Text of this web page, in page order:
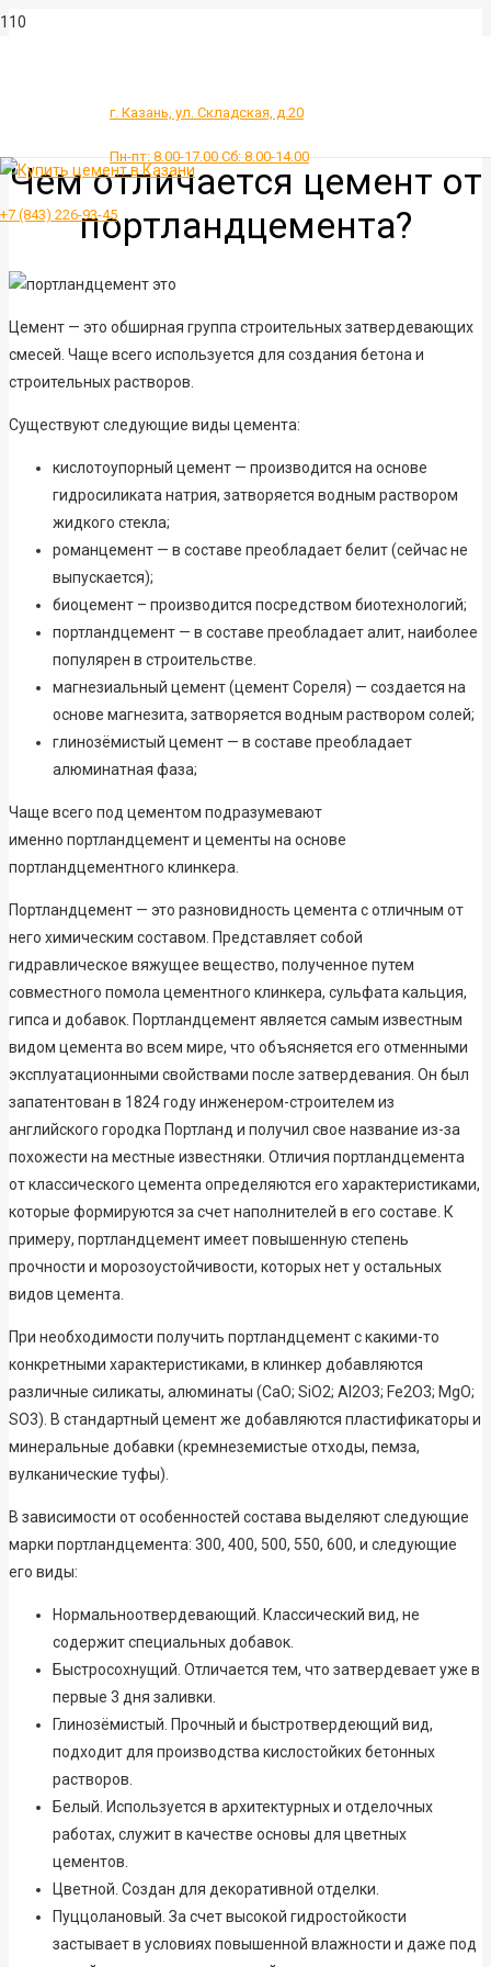
г. Казань, ул. Складская, д.20
Пн-пт: 8.00-17.00 Сб: 8.00-14.00
+7 (843) 226-93-45
Чем отличается цемент от
портландцемента?
Цемент — это обширная группа строительных затвердевающих
смесей. Чаще всего используется для создания бетона и
строительных растворов.
Существуют следующие виды цемента:
кислотоупорный цемент — производится на основе
гидросиликата натрия, затворяется водным раствором
жидкого стекла;
романцемент — в составе преобладает белит (сейчас не
выпускается);
биоцемент – производится посредством биотехнологий;
портландцемент — в составе преобладает алит, наиболее
популярен в строительстве.
магнезиальный цемент (цемент Сореля) — создается на
основе магнезита, затворяется водным раствором солей;
глинозёмистый цемент — в составе преобладает
алюминатная фаза;
Чаще всего под цементом подразумевают
именно портландцемент и цементы на основе
портландцементного клинкера.
Портландцемент — это разновидность цемента с отличным от
него химическим составом. Представляет собой
гидравлическое вяжущее вещество, полученное путем
совместного помола цементного клинкера, сульфата кальция,
гипса и добавок. Портландцемент является самым известным
видом цемента во всем мире, что объясняется его отменными
эксплуатационными свойствами после затвердевания. Он был
запатентован в 1824 году инженером-строителем из
английского городка Портланд и получил свое название из-за
похожести на местные известняки. Отличия портландцемента
от классического цемента определяются его характеристиками,
которые формируются за счет наполнителей в его составе. К
примеру, портландцемент имеет повышенную степень
прочности и морозоустойчивости, которых нет у остальных
видов цемента.
При необходимости получить портландцемент с какими-то
конкретными характеристиками, в клинкер добавляются
различные силикаты, алюминаты (СaO; SiO2; Al2O3; Fe2O3; MgO;
SO3). В стандартный цемент же добавляются пластификаторы и
минеральные добавки (кремнеземистые отходы, пемза,
вулканические туфы).
В зависимости от особенностей состава выделяют следующие
марки портландцемента: 300, 400, 500, 550, 600, и следующие
его виды:
Нормальноотвердевающий. Классический вид, не
содержит специальных добавок.
Быстросохнущий. Отличается тем, что затвердевает уже в
первые 3 дня заливки.
Глинозёмистый. Прочный и быстротвердеющий вид,
подходит для производства кислостойких бетонных
растворов.
Белый. Используется в архитектурных и отделочных
работах, служит в качестве основы для цветных
цементов.
Цветной. Создан для декоративной отделки.
Пуццолановый. За счет высокой гидростойкости
застывает в условиях повышенной влажности и даже под